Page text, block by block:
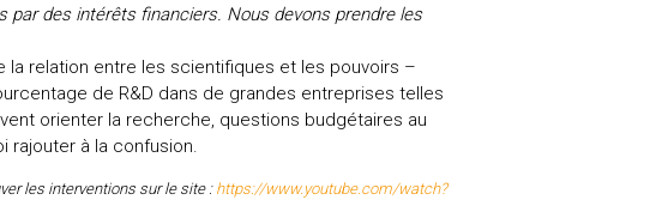
par des intérêts financiers. Nous devons prendre les
la relation entre les scientifiques et les pouvoirs –
de R&D dans de grandes entreprises telles
orienter la recherche, questions budgétaires au
rajouter à la confusion.
les interventions sur le site : https://www.youtube.com/watch?